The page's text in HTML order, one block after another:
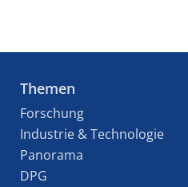
Themen
Forschung
Industrie & Technologie
Panorama
DPG